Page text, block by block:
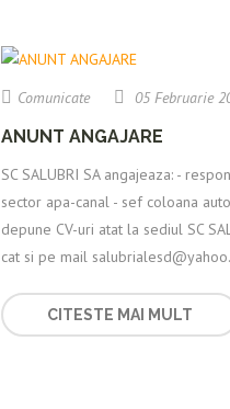
Comunicate 05 Februarie
ANUNT ANGAJARE
SC SALUBRI SA angajeaza: -
sector apa-canal - sef coloana
depune CV-uri atat la sediul SC
cat si pe mail
CITESTE MAI MULT